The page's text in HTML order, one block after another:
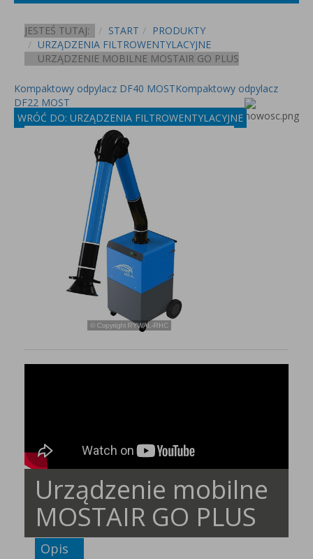
JESTEŚ TUTAJ: START
PRODUKTY
URZĄDZENIA FILTROWENTYLACYJNE
URZĄDZENIE MOBILNE MOSTAIR GO PLUS
Kompaktowy odpylacz DF40 MOSTKompaktowy odpylacz
DF22 MOST
WRÓĆ DO: URZĄDZENIA FILTROWENTYLACYJNE
Urządzenie mobilne
MOSTAIR GO PLUS
Opis